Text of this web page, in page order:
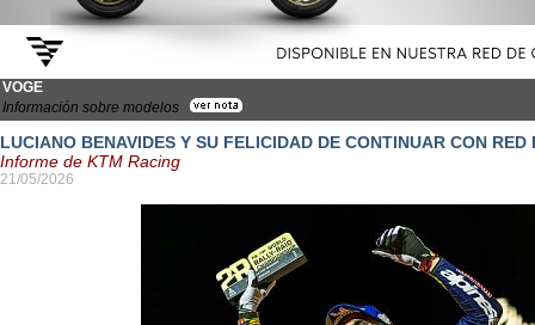
VOGE
Información sobre modelos
LUCIANO BENAVIDES Y SU FELICIDAD DE CONTINUAR CON
Informe de KTM Racing
21/05/2026